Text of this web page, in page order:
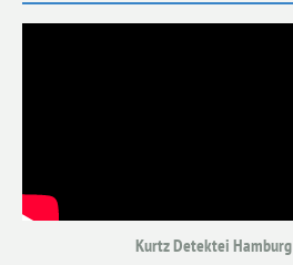
Kurtz Detektei Hamburg